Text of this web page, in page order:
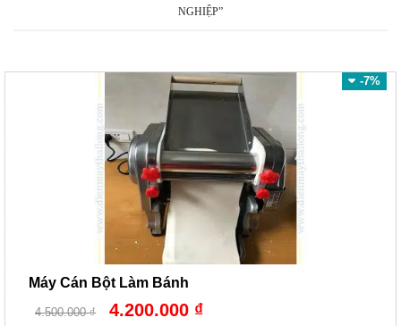
NGHIỆP”
-7%
Máy Cán Bột Làm Bánh
4.500.000₫
Giá
gốc
4.200.000 ₫Giá
hiện